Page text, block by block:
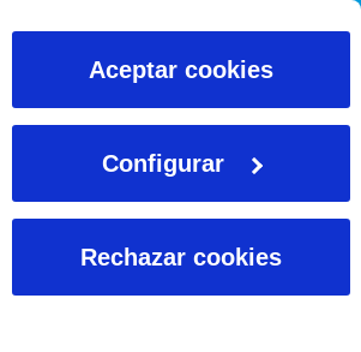
Aceptar cookies
Configurar
Rechazar cookies